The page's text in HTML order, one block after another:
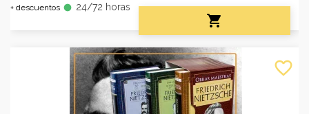
+ descuentos fiber_manual_record 24/72 horas

favorite_border